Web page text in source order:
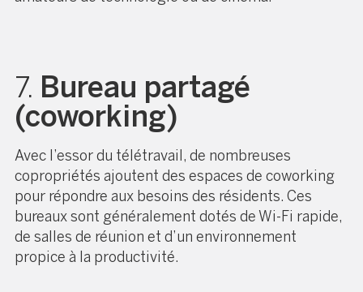
7. Bureau partagé
(coworking)
Avec l’essor du télétravail, de nombreuses
copropriétés ajoutent des espaces de coworking
pour répondre aux besoins des résidents. Ces
bureaux sont généralement dotés de Wi-Fi rapide,
de salles de réunion et d’un environnement
propice à la productivité.